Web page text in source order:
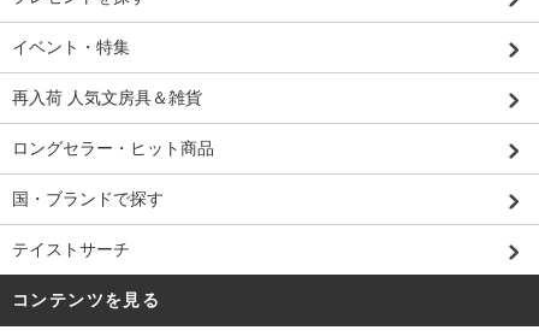
イベント・特集
再入荷 人気文房具＆雑貨
ロングセラー・ヒット商品
国・ブランドで探す
テイストサーチ
コンテンツを見る